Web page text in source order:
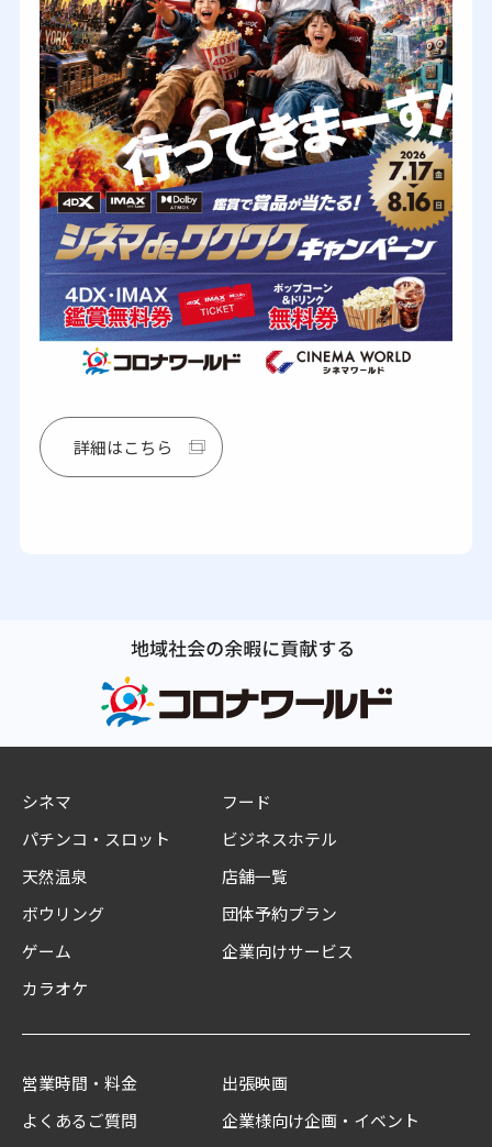
詳細はこちら
シネマ
パチンコ・スロット
天然温泉
ボウリング
ゲーム
カラオケ
フード
ビジネスホテル
店舗一覧
団体予約プラン
企業向けサービス
営業時間・料金
よくあるご質問
出張映画
企業様向け企画・イベント